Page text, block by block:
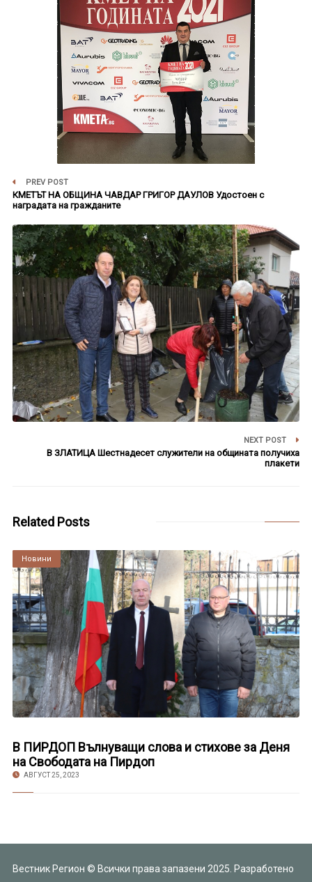
PREV POST
КМЕТЪТ НА ОБЩИНА ЧАВДАР ГРИГОР ДАУЛОВ Удостоен с
наградата на гражданите
NEXT POST
В ЗЛАТИЦА Шестнадесет служители на общината получиха
плакети
Related Posts
Култура
Новини
В ПИРДОП Вълнуващи слова и стихове за Деня
на Свободата на Пирдоп
АВГУСТ 25, 2023
Вестник Регион © Всички права запазени 2025. Разработено